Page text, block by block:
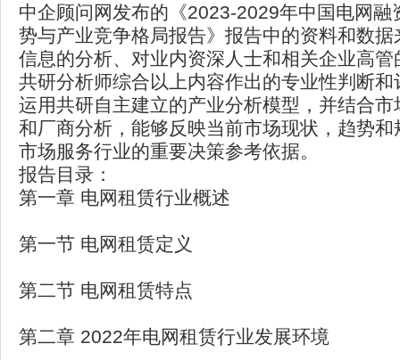
中企顾问网发布的《2023-2029年中国电网融
势与产业竞争格局报告》报告中的资料和数
信息的分析、对业内资深人士和相关企业高
共研分析师综合以上内容作出的专业性判断
运用共研自主建立的产业分析模型，并结合
和厂商分析，能够反映当前市场现状，趋势
市场服务行业的重要决策参考依据。
报告目录：
第一章 电网租赁行业概述
第一节 电网租赁定义
第二节 电网租赁特点
第二章 2022年电网租赁行业发展环境